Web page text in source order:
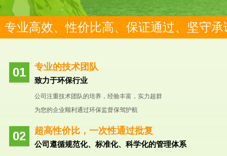
专业高效、性价比高、保证通过、坚守承
专业的技术团队
致力于环保行业
公司注重技术团队的培养，经验丰富，实力超群
为您的企业顺利通过环保监督保驾护航
超高性价比，一次性通过批复
公司遵循规范化、标准化、科学化的管理体系